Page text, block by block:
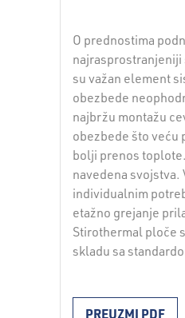
O prednostima
najrasprostranjeniji
su važan element
obezbede
najbržu montažu
obezbede što veću
bolji prenos
navedena
individualnim
etažno grejanje
Stirothermal ploče
skladu sa
PREUZMI PDF